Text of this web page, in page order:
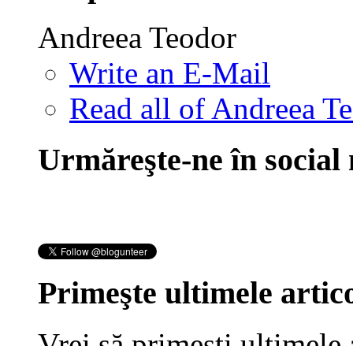
Andreea Teodor
Write an E-Mail
Read all of Andreea
Urmăreşte-ne în social
Primeşte ultimele